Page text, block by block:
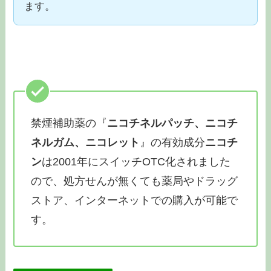
ます。
禁煙補助薬の『ニコチネルパッチ、ニコチ
ネルガム、ニコレット 』の有効成分ニコチ
ンは2001年にスイッチOTC化されました
ので、処方せんが無くても薬局やドラッグ
ストア、インターネットでの購入が可能で
す。